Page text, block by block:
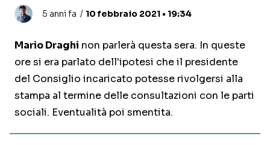
5 anni fa 10 febbraio 2021 • 19:34
Mario Draghi non parlerà questa sera. In queste
ore si era parlato dell'ipotesi che il presidente
del Consiglio incaricato potesse rivolgersi alla
stampa al termine delle consultazioni con le parti
sociali. Eventualità poi smentita.